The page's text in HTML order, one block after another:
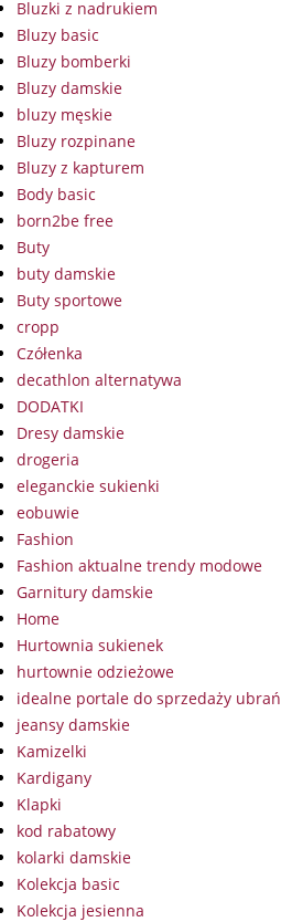
Bluzki z nadrukiem
Bluzy basic
Bluzy bomberki
Bluzy damskie
bluzy męskie
Bluzy rozpinane
Bluzy z kapturem
Body basic
born2be free
Buty
buty damskie
Buty sportowe
cropp
Czółenka
decathlon alternatywa
DODATKI
Dresy damskie
drogeria
eleganckie sukienki
eobuwie
Fashion
Fashion aktualne trendy modowe
Garnitury damskie
Home
Hurtownia sukienek
hurtownie odzieżowe
idealne portale do sprzedaży ubrań
jeansy damskie
Kamizelki
Kardigany
Klapki
kod rabatowy
kolarki damskie
Kolekcja basic
Kolekcja jesienna